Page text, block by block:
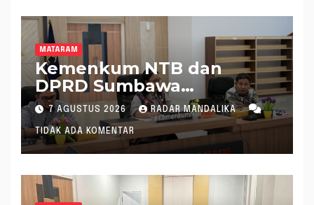
MATARAM
Kemenkum NTB dan
DPRD Sumbawa
Mantapkan Rencana
Pembentukan 8 Raperda
Inisiatif
7 AGUSTUS 2026 RADAR MANDALIKA
TIDAK ADA KOMENTAR